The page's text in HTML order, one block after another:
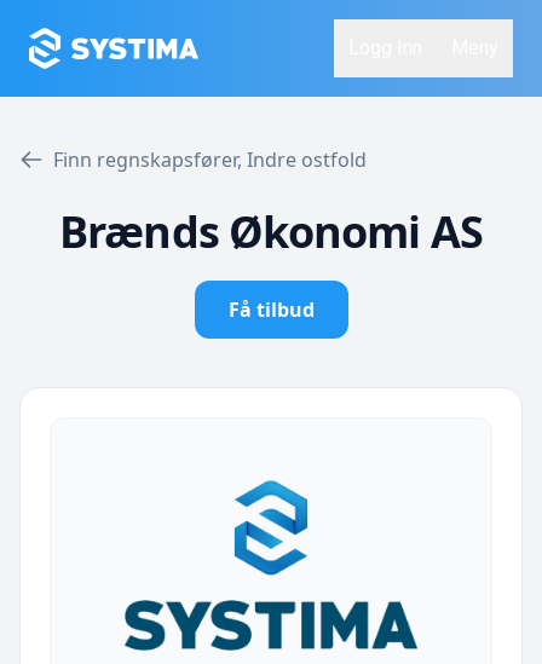
Finn regnskapsfører, Indre ostfold
Brænds Økonomi AS
Få tilbud